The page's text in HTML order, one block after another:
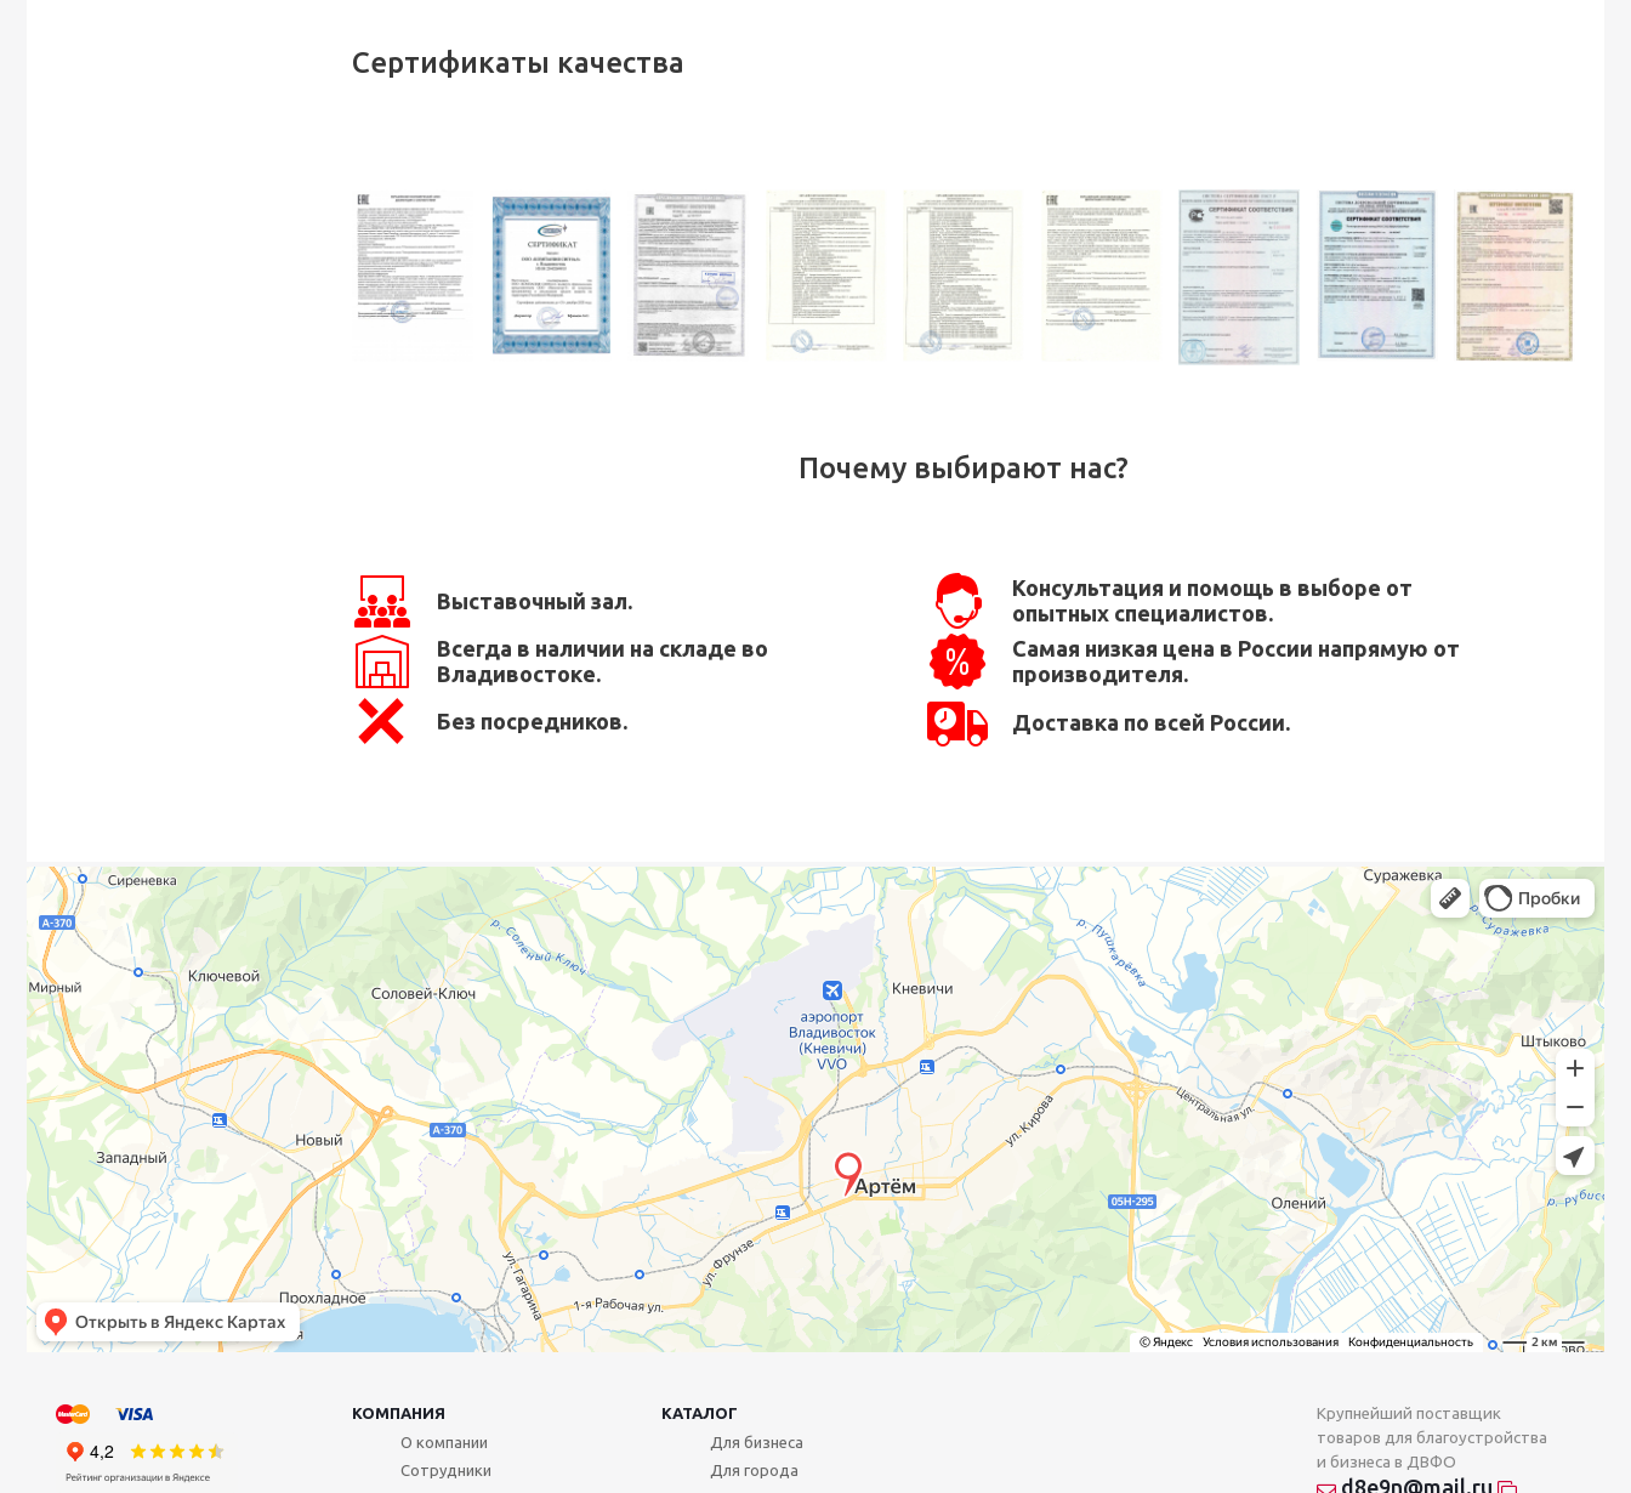
Сертификаты качества
Почему выбирают нас?
Выставочный зал.
Консультация и помощь в выборе от
опытных специалистов.
Всегда в наличии на складе во
Владивостоке.
Самая низкая цена в России напрямую от
производителя.
Без посредников.
Доставка по всей России.
КОМПАНИЯ
КАТАЛОГ
О компании
Сотрудники
Для бизнеса
Для города
Крупнейший поставщик
товаров для благоустройства
и бизнеса в ДВФО
d8e9n@mail.ru